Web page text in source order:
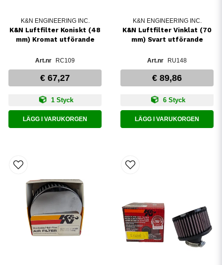
K&N ENGINEERING INC.
K&N Luftfilter Koniskt (48
mm) Kromat utförande
RC109
€ 67,27
1 Styck
LÄGG I VARUKORGEN
K&N ENGINEERING INC.
K&N Luftfilter Vinklat (70
mm) Svart utförande
RU148
€ 89,86
6 Styck
LÄGG I VARUKORGEN